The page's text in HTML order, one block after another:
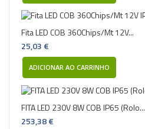
Fita LED COB 360Chips/Mt 12V...
25,03 €
ADICIONAR AO CARRINHO
FITA LED 230V 8W COB IP65 (Rolo...
253,38 €